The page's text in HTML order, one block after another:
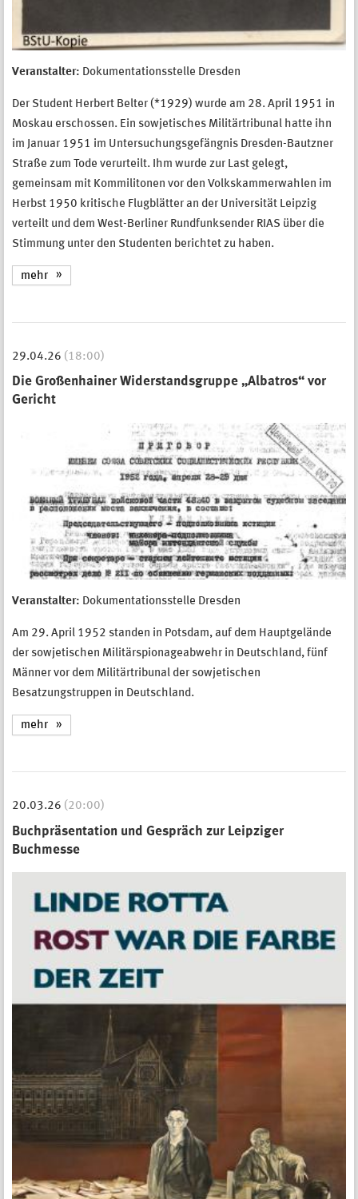
Veranstalter: Dokumentationsstelle Dresden
Der Student Herbert Belter (*1929) wurde am 28. April 1951 in
Moskau erschossen. Ein sowjetisches Militärtribunal hatte ihn
im Januar 1951 im Untersuchungsgefängnis Dresden-Bautzner
Straße zum Tode verurteilt. Ihm wurde zur Last gelegt,
gemeinsam mit Kommilitonen vor den Volkskammerwahlen im
Herbst 1950 kritische Flugblätter an der Universität Leipzig
verteilt und dem West-Berliner Rundfunksender RIAS über die
Stimmung unter den Studenten berichtet zu haben.
mehr
29.04.26 (18:00)
Die Großenhainer Widerstandsgruppe „Albatros“ vor
Gericht
Veranstalter: Dokumentationsstelle Dresden
Am 29. April 1952 standen in Potsdam, auf dem Hauptgelände
der sowjetischen Militärspionageabwehr in Deutschland, fünf
Männer vor dem Militärtribunal der sowjetischen
Besatzungstruppen in Deutschland.
mehr
20.03.26 (20:00)
Buchpräsentation und Gespräch zur Leipziger
Buchmesse